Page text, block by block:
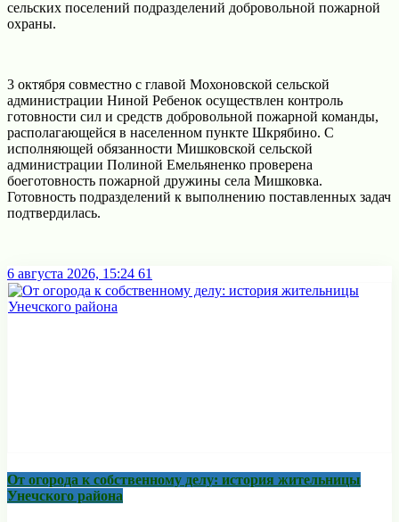
сельских поселений подразделений добровольной пожарной
охраны.
3 октября совместно с главой Мохоновской сельской
администрации Ниной Ребенок осуществлен контроль
готовности сил и средств добровольной пожарной команды,
располагающейся в населенном пункте Шкрябино. С
исполняющей обязанности Мишковской сельской
администрации Полиной Емельяненко проверена
боеготовность пожарной дружины села Мишковка.
Готовность подразделений к выполнению поставленных задач
подтвердилась.
6 августа 2026, 15:24 61
От огорода к собственному делу: история жительницы
Унечского района